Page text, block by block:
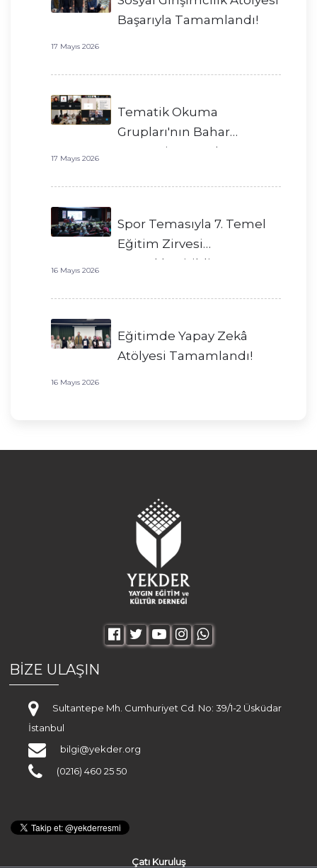
Başarıyla Tamamlandı!
17 Mayıs 2026
Tematik Okuma
Grupları'nın Bahar
Dönemi Başarıyla
17 Mayıs 2026
Spor Temasıyla 7. Temel
Eğitim Zirvesi
Gerçekleştirildi!
16 Mayıs 2026
Eğitimde Yapay Zekâ
Atölyesi Tamamlandı!
16 Mayıs 2026
BİZE ULAŞIN
Sultantepe Mh. Cumhuriyet Cd. No: 39/1-2 Üsküdar
İstanbul
bilgi@yekder.org
(0216) 460 25 50
Çatı Kuruluş